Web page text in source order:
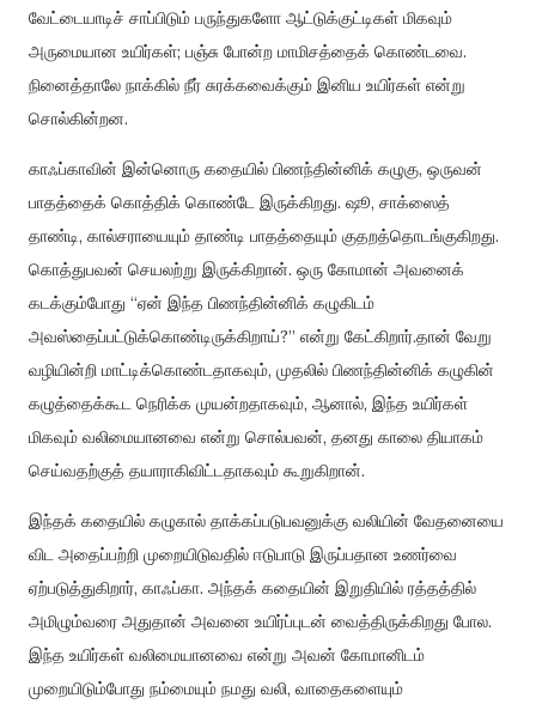
வேட்டையாடிச் சாப்பிடும் பருந்துகளோ ஆட்டுக்குட்டிகள் மிகவும்
அருமையான உயிர்கள்; பஞ்சு போன்ற மாமிசத்தைக் கொண்டவை.
நினைத்தாலே நாக்கில் நீர் சுரக்கவைக்கும் இனிய உயிர்கள் என்று
சொல்கின்றன.
காஃப்காவின் இன்னொரு கதையில் பிணந்தின்னிக் கழுகு, ஒருவன்
பாதத்தைக் கொத்திக் கொண்டே இருக்கிறது. ஷூ, சாக்ஸைத்
தாண்டி, கால்சராயையும் தாண்டி பாதத்தையும் குதறத்தொடங்குகிறது.
கொத்துபவன் செயலற்று இருக்கிறான். ஒரு கோமான் அவனைக்
கடக்கும்போது “ஏன் இந்த பிணந்தின்னிக் கழுகிடம்
அவஸ்தைப்பட்டுக்கொண்டிருக்கிறாய்?” என்று கேட்கிறார்.தான் வேறு
வழியின்றி மாட்டிக்கொண்டதாகவும், முதலில் பிணந்தின்னிக் கழுகின்
கழுத்தைக்கூட நெரிக்க முயன்றதாகவும், ஆனால், இந்த உயிர்கள்
மிகவும் வலிமையானவை என்று சொல்பவன், தனது காலை தியாகம்
செய்வதற்குத் தயாராகிவிட்டதாகவும் கூறுகிறான்.
இந்தக் கதையில் கழுகால் தாக்கப்படுபவனுக்கு வலியின் வேதனையை
விட அதைப்பற்றி முறையிடுவதில் ஈடுபாடு இருப்பதான உணர்வை
ஏற்படுத்துகிறார், காஃப்கா. அந்தக் கதையின் இறுதியில் ரத்தத்தில்
அமிழும்வரை அதுதான் அவனை உயிர்ப்புடன் வைத்திருக்கிறது போல.
இந்த உயிர்கள் வலிமையானவை என்று அவன் கோமானிடம்
முறையிடும்போது நம்மையும் நமது வலி, வாதைகளையும்